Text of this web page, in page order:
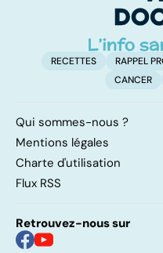
RECETTES RAPPEL
CANCER
Qui sommes-nous ?
Mentions légales
Charte d'utilisation
Flux RSS
Retrouvez-nous sur